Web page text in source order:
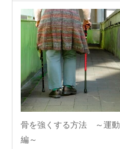
骨を強くする方法 ～運動
編～